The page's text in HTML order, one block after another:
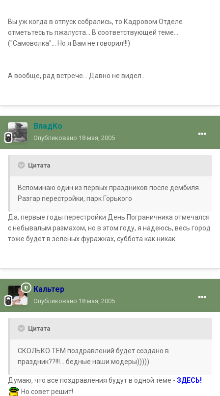
Вы уж когда в отпуск собрались, то Кадровом Отделе
отметьтесьть пжалуста... В соответствующей теме...
("Самоволка"... Но я Вам не говорил!!!)
А вообще, рад встрече... Давно не видел...
ВладКо
Опубликовано 18 мая, 2005
Цитата
Вспоминаю один из первых праздников после дембиля.
Разгар перестройки, парк Горького
Да, первые годы перестройки День Пограничника отмечался
с небывалым размахом, но в этом году, я надеюсь, весь город
тоже будет в зеленых фуражках, суббота как никак.
Кальтер
Опубликовано 18 мая, 2005
Цитата
СКОЛЬКО ТЕМ поздравлений будет создано в
праздник??!!!... бедные наши модеры)))))
Думаю, что все поздравления будут в одной теме - ЗДЕСЬ!
Но совет решит!